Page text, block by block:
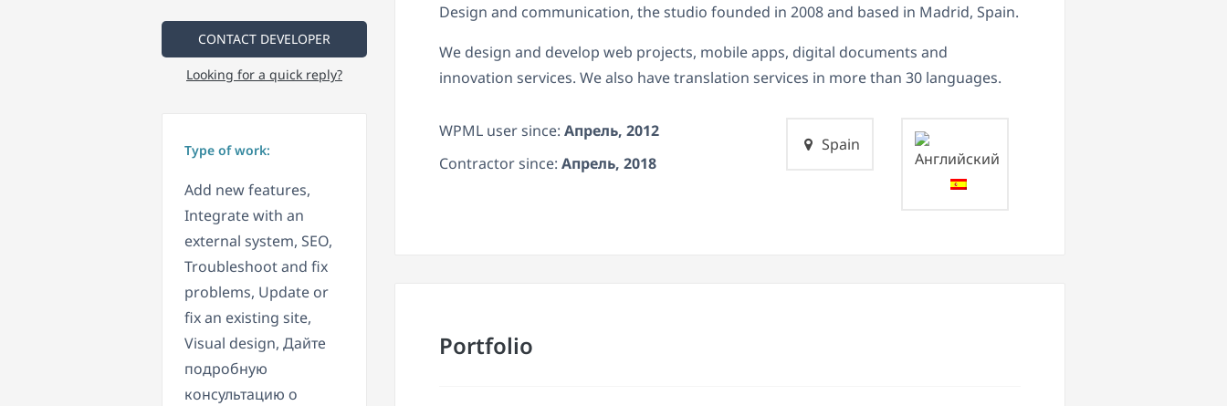
CONTACT DEVELOPER
Looking for a quick reply?
Type of work:
Add new features,
Integrate with an
external system, SEO,
Troubleshoot and fix
problems, Update or
fix an existing site,
Visual design, Дайте
подробную
консультацию о
Design and communication, the studio founded in 2008 and based in Madrid, Spain.
We design and develop web projects, mobile apps, digital documents and
innovation services. We also have translation services in more than 30 languages.
WPML user since: Апрель, 2012
Contractor since: Апрель, 2018
Spain
Portfolio